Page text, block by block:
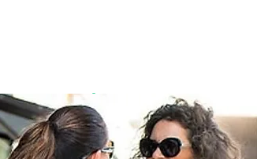
מוזמנת לבקר
בסטודיו